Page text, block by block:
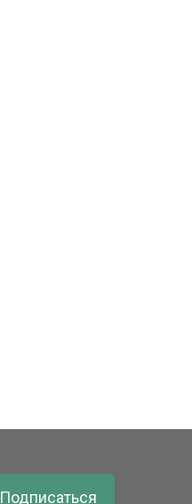
Подписаться